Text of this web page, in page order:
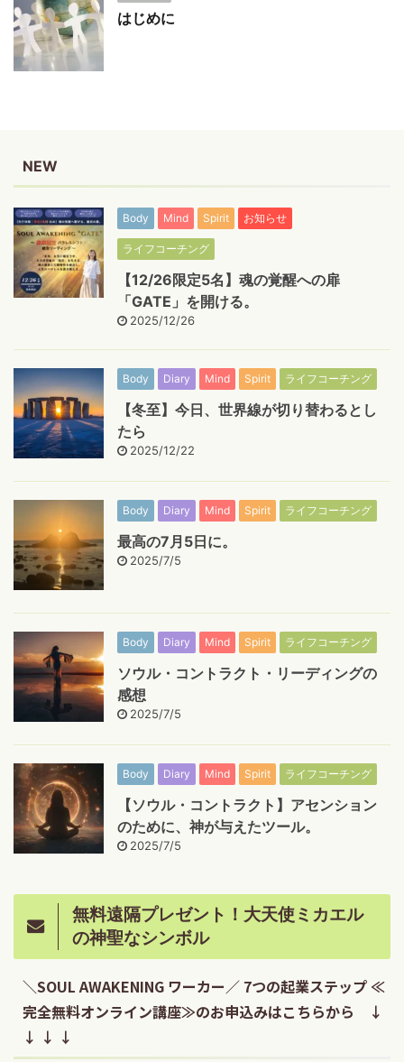
はじめに
NEW
Body Mind Spirit お知らせ
ライフコーチング
【12/26限定5名】魂の覚醒への扉
「GATE」を開ける。
2025/12/26
Body Diary Mind Spirit ライフコーチング
【冬至】今日、世界線が切り替わるとし
たら
2025/12/22
Body Diary Mind Spirit ライフコーチング
最高の7月5日に。
2025/7/5
Body Diary Mind Spirit ライフコーチング
ソウル・コントラクト・リーディングの
感想
2025/7/5
Body Diary Mind Spirit ライフコーチング
【ソウル・コントラクト】アセンション
のために、神が与えたツール。
2025/7/5
無料遠隔プレゼント！大天使ミカエル
の神聖なシンボル
＼SOUL AWAKENING ワーカー／ 7つの起業ステップ ≪
完全無料オンライン講座≫のお申込みはこちらから ↓
↓ ↓ ↓